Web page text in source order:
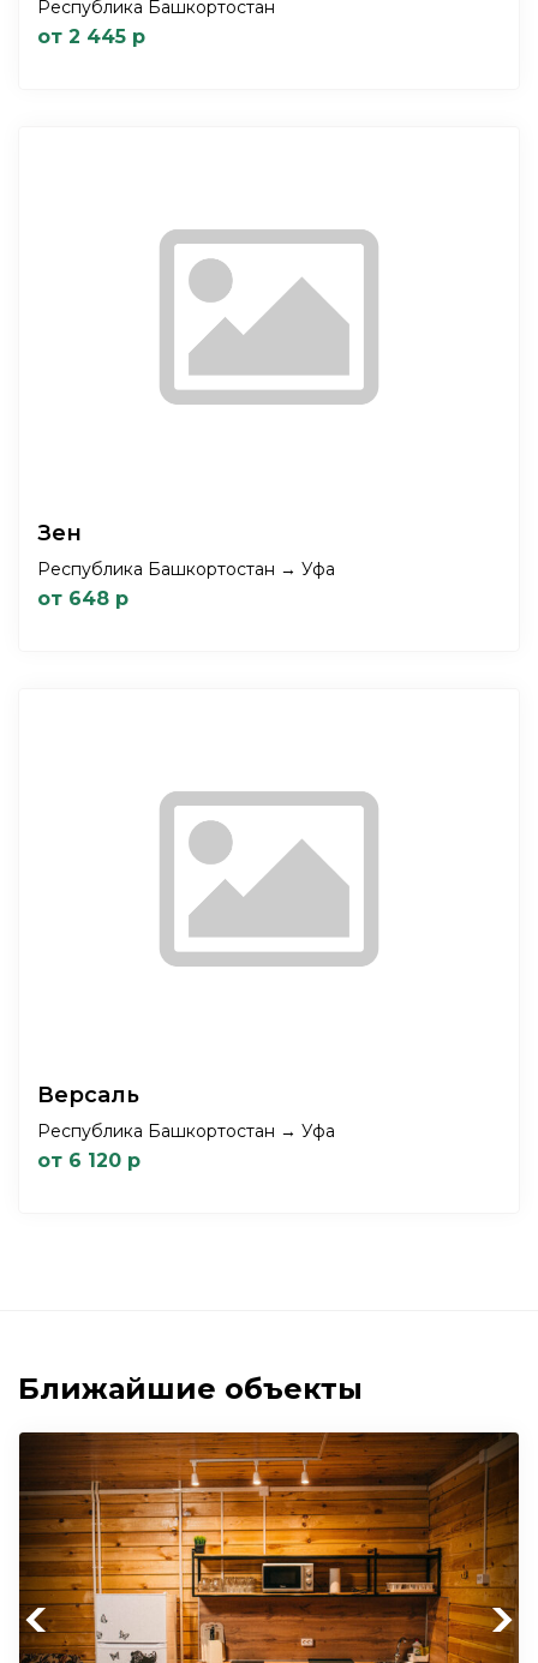
Республика Башкортостан
от 2 445 р
Зен
Республика Башкортостан → Уфа
от 648 р
Версаль
Республика Башкортостан → Уфа
от 6 120 р
Ближайшие объекты
Previous Next